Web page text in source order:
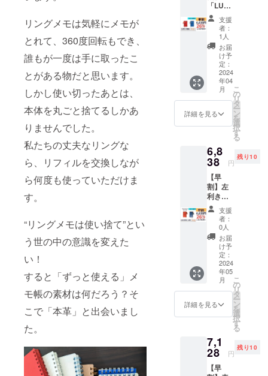
リングメモは気軽にメモが
とれて、360度回転もでき、
誰もが一度は手に取ったこ
とがある物だと思います。
しかし使い切ったあとは、
本体を丸ごと捨てるしかあ
りませんでした。
私たちの丈夫なリングな
ら、リフィルを交換しなが
ら何度も使っていただけま
す。
“リングメモは使い捨て”とい
う世の中の意識を変えた
い！
すると「ずっと使える」メ
モ帳の素材は何だろう？そ
こで「本革」と出会いまし
た。
ランダ
ム)、白
厚紙2枚
（一般
販売価
格4,950
円より
1,237円
お得）
「LUCE
RING」
2冊セッ
ト 付属
品(1冊
につ
き)：交
換リ
フィル
枚)、ス
ティッ
ク、予
備リン
備しお
り （一
般販売
価格
9,240円
より
2,402円
お得）
支援
者：
1人
お届
け予
定：
2024
年04
月
詳細を見る
こ
の
リ
タ
ー
ン
を
選
択
す
る
6,8
38 円
残り10
【早
割】左
利きの
人のた
めの
「LUCE
RING
left」2
冊セッ
ト 付属
品(1冊
につ
き)：交
換リ
フィル
(50
ティッ
ク、予
備リン
グ、予
支援
者：
0人
お届
け予
定：
2024
年05
月
詳細を見る
こ
の
リ
タ
ー
ン
を
選
択
す
る
7,1
28 円
残り10
【早